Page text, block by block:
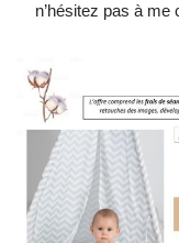
n’hésitez pas à me